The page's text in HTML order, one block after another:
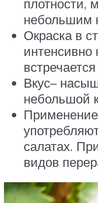
плотности,
небольшим
Окраска в
интенсивно
Вкус–
небольшой
салатах.
видов